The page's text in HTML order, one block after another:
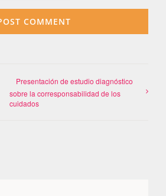
Presentación de estudio diagnóstico
sobre la corresponsabilidad de los
cuidados